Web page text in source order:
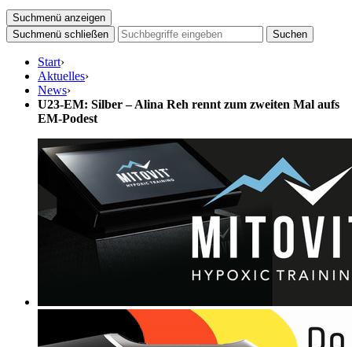
Suchmenü anzeigen
Suchmenü schließen
Suchen
Start›
Aktuelles›
News›
U23-EM: Silber – Alina Reh rennt zum zweiten Mal aufs
EM-Podest